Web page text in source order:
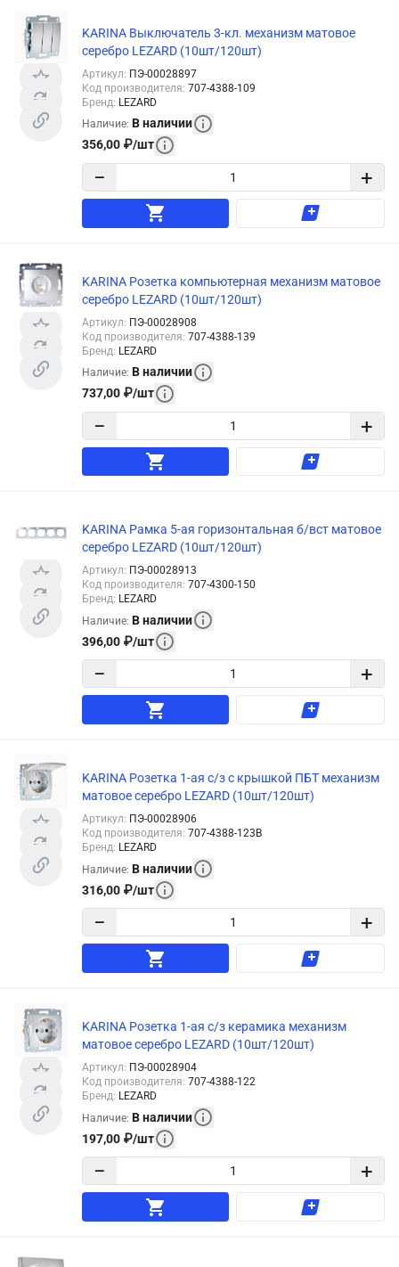
KARINA Выключатель 3-кл. механизм матовое
серебро LEZARD (10шт/120шт)
Артикул: ПЭ-00028897
Код производителя: 707-4388-109
Бренд: LEZARD
Наличие: В наличии
356,00 ₽/шт
− +
KARINA Розетка компьютерная механизм матовое
серебро LEZARD (10шт/120шт)
Артикул: ПЭ-00028908
Код производителя: 707-4388-139
Бренд: LEZARD
Наличие: В наличии
737,00 ₽/шт
− +
KARINA Рамка 5-ая горизонтальная б/вст матовое
серебро LEZARD (10шт/120шт)
Артикул: ПЭ-00028913
Код производителя: 707-4300-150
Бренд: LEZARD
Наличие: В наличии
396,00 ₽/шт
− +
KARINA Розетка 1-ая с/з с крышкой ПБТ механизм
матовое серебро LEZARD (10шт/120шт)
Артикул: ПЭ-00028906
Код производителя: 707-4388-123B
Бренд: LEZARD
Наличие: В наличии
316,00 ₽/шт
− +
KARINA Розетка 1-ая с/з керамика механизм
матовое серебро LEZARD (10шт/120шт)
Артикул: ПЭ-00028904
Код производителя: 707-4388-122
Бренд: LEZARD
Наличие: В наличии
197,00 ₽/шт
− +